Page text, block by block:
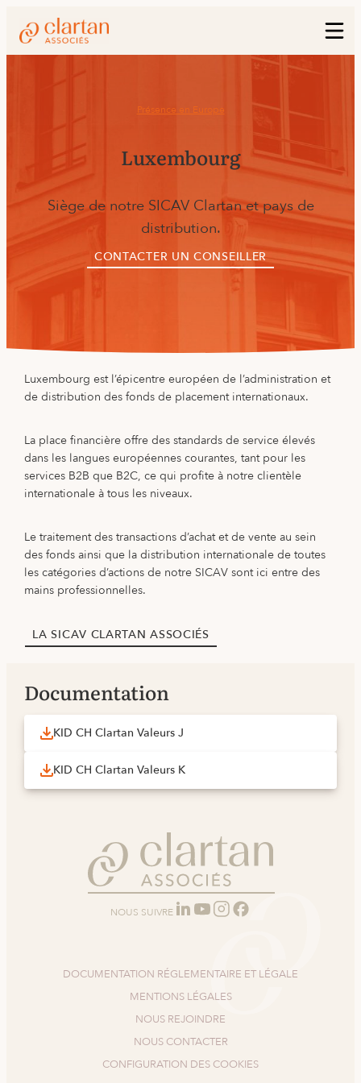
Présence en Europe
Luxembourg
Siège de notre SICAV Clartan et pays de
distribution.
CONTACTER UN CONSEILLER
Luxembourg est l’épicentre européen de l’administration et
de distribution des fonds de placement internationaux.
La place financière offre des standards de service élevés
dans les langues européennes courantes, tant pour les
services B2B que B2C, ce qui profite à notre clientèle
internationale à tous les niveaux.
Le traitement des transactions d’achat et de vente au sein
des fonds ainsi que la distribution internationale de toutes
les catégories d’actions de notre SICAV sont ici entre des
mains professionnelles.
LA SICAV CLARTAN ASSOCIÉS
Documentation
KID CH Clartan Valeurs J
KID CH Clartan Valeurs K
NOUS SUIVRE
DOCUMENTATION RÉGLEMENTAIRE ET LÉGALE
MENTIONS LÉGALES
NOUS REJOINDRE
NOUS CONTACTER
CONFIGURATION DES COOKIES